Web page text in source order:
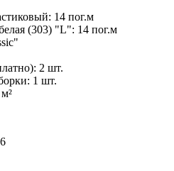
14 пог.м
(303) "L": 14 пог.м
2 шт.
1 шт.